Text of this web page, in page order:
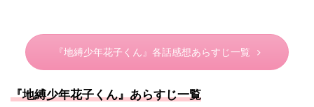
『地縛少年花子くん』各話感想あらすじ一覧
『地縛少年花子くん』あらすじ一覧